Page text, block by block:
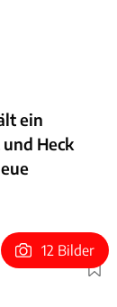
ein
Heck
Foto: Avtovaz
12 Bilder